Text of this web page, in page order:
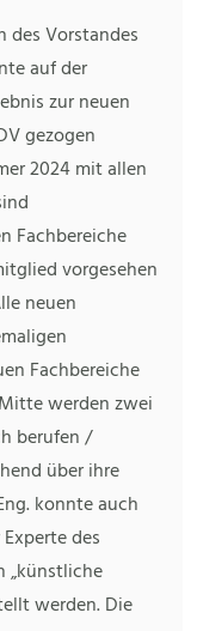
des Vorstandes
auf der
zur neuen
gezogen
2024 mit allen
Fachbereiche
vorgesehen
neuen
Fachbereiche
werden zwei
berufen /
über ihre
konnte auch
des
„künstliche
werden. Die